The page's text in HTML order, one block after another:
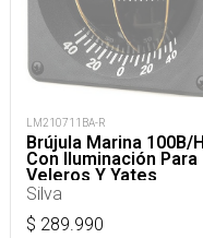
LM210711BA-R
Brújula Marina 100B/H
Con Iluminación Para
Veleros Y Yates
Silva
$ 289.990